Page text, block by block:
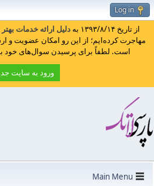
Log in
از تاریخ ۱۳۹۳/۸/۱۴ به دلیل ارائه خدمات بهتر
مهاجرت کرده‌ایم؛ از این رو امکان عضویت و
است. لطفاً برای پرسیدن سوال‌های خود
ورود به سایت
Main Menu